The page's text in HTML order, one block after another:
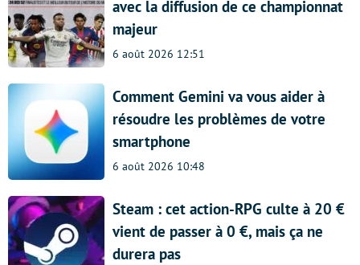
avec la diffusion de ce championnat
majeur
6 août 2026 12:51
Comment Gemini va vous aider à
résoudre les problèmes de votre
smartphone
6 août 2026 10:48
Steam : cet action-RPG culte à 20 €
vient de passer à 0 €, mais ça ne
durera pas